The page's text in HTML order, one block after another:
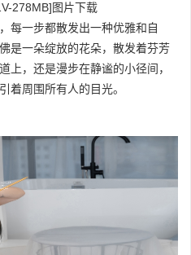
278MB]图片下载
每一步都散发出一种优雅和自
是一朵绽放的花朵，散发着芬芳
上，还是漫步在静谧的小径间，
着周围所有人的目光。